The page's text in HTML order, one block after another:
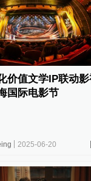
价值文学IP联动影
国际电影节
2025-06-20